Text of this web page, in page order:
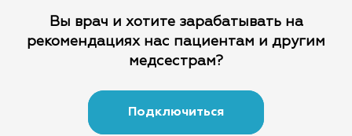
Вы врач и хотите зарабатывать на
рекомендациях нас пациентам и другим
медсестрам?
Подключиться